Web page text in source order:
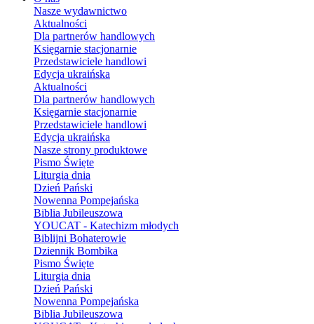
Nasze wydawnictwo
Aktualności
Dla partnerów handlowych
Księgarnie stacjonarnie
Przedstawiciele handlowi
Edycja ukraińska
Aktualności
Dla partnerów handlowych
Księgarnie stacjonarnie
Przedstawiciele handlowi
Edycja ukraińska
Nasze strony produktowe
Pismo Święte
Liturgia dnia
Dzień Pański
Nowenna Pompejańska
Biblia Jubileuszowa
YOUCAT - Katechizm młodych
Biblijni Bohaterowie
Dziennik Bombika
Pismo Święte
Liturgia dnia
Dzień Pański
Nowenna Pompejańska
Biblia Jubileuszowa